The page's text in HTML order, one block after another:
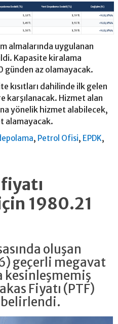
almalarında uygulanan
Kapasite kiralama
günden az olamayacak.
kısıtları dahilinde ilk gelen
karşılanacak. Hizmet alan
yönelik hizmet alabilecek,
alamayacak.
, Petrol Ofisi, EPDK,
1980.21
oluşan
geçerli megavat
kesinleşmemiş
Fiyatı (PTF)
belirlendi.